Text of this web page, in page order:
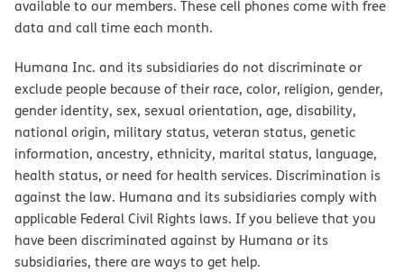
available to our members. These cell phones come with free
data and call time each month.
Humana Inc. and its subsidiaries do not discriminate or
exclude people because of their race, color, religion, gender,
gender identity, sex, sexual orientation, age, disability,
national origin, military status, veteran status, genetic
information, ancestry, ethnicity, marital status, language,
health status, or need for health services. Discrimination is
against the law. Humana and its subsidiaries comply with
applicable Federal Civil Rights laws. If you believe that you
have been discriminated against by Humana or its
subsidiaries, there are ways to get help.